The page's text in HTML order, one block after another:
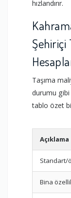
hızlandırır.
Şehiriçi
Taşıma
durumu gibi
tablo özet
Açıklama
Standart/
Bina